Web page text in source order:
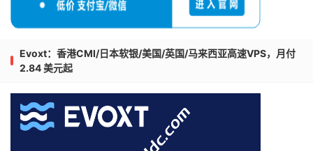
Evoxt：香港CMI/日本软银/美国/英国/马来西亚高速VPS，月付
2.84 美元起